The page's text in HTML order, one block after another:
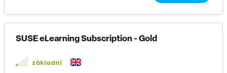
SUSE eLearning Subscription - Gold
základní